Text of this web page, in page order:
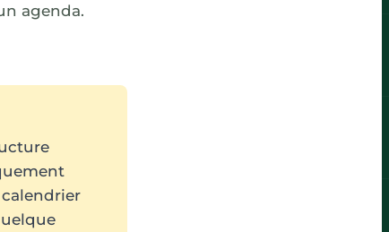
agenda.
calendrier